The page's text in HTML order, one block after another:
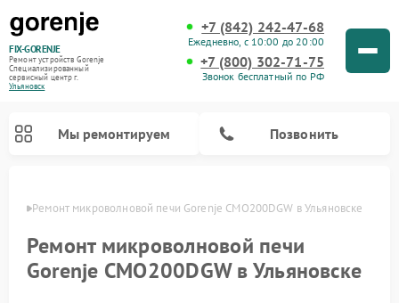
FIX-GORENJE
Ремонт устройств Gorenje
Специализированный
cервисный центр г.
Ульяновск
+7 (842) 242-47-68
Ежедневно, с 10:00 до 20:00
+7 (800) 302-71-75
Звонок бесплатный по РФ
Мы ремонтируем Позвонить
Ремонт микроволновой печи Gorenje CMO200DGW в Ульяновске
Ремонт микроволновой печи
Gorenje CMO200DGW в Ульяновске